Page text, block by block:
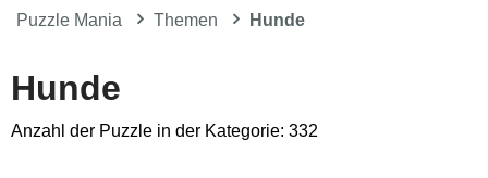
Puzzle Mania Themen Hunde
Hunde
Anzahl der Puzzle in der Kategorie: 332